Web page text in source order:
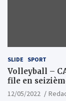
SLIDE SPORT
Volleyball –
file en
12/05/2022